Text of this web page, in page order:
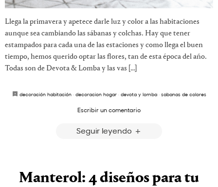
Llega la primavera y apetece darle luz y color a las habitaciones
aunque sea cambiando las sábanas y colchas. Hay que tener
estampados para cada una de las estaciones y como llega el buen
tiempo, hemos querido optar las flores, tan de esta época del año.
Todas son de Devota & Lomba y las vas […]
decoración habitación· decoracion hogar· devota y lomba· sabanas de colores
Escribir un comentario
Seguir leyendo
Manterol: 4 diseños para tu